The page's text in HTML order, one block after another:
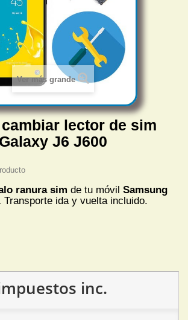
Ver más grande
lector de sim
J6 J600
ranura sim de tu móvil Samsung
Transporte ida y vuelta incluido.
inc.